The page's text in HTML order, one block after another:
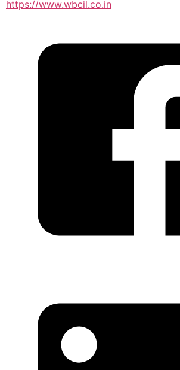
https://www.wbcil.co.in